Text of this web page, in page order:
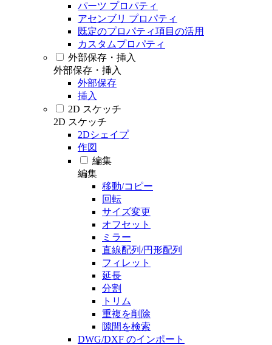
パーツ プロパティ
アセンブリ プロパティ
既定のプロパティ項目の活用
カスタムプロパティ
外部保存・挿入
外部保存・挿入
外部保存
挿入
2D スケッチ
2D スケッチ
2Dシェイプ
作図
編集
編集
移動/コピー
回転
サイズ変更
オフセット
ミラー
直線配列/円形配列
フィレット
延長
分割
トリム
重複を削除
隙間を検索
DWG/DXF のインポート